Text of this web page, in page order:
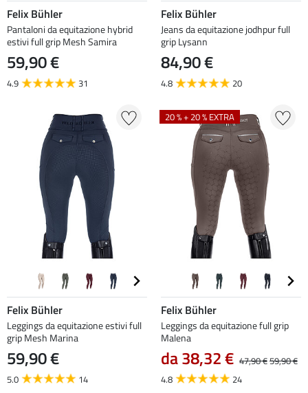
Felix Bühler
Pantaloni da equitazione hybrid
estivi full grip Mesh Samira
59,90 €
4.9 31
Felix Bühler
Jeans da equitazione jodhpur full
grip Lysann
84,90 €
4.8 20
Felix Bühler
Leggings da equitazione estivi full
grip Mesh Marina
59,90 €
5.0 14
20 % + 20 % EXTRA
Felix Bühler
Leggings da equitazione full grip
Malena
da 38,32 € 47,90 €59,90 €
4.8
24